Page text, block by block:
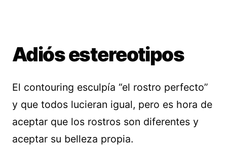
Adiós estereotipos
El contouring esculpía “el rostro perfecto”
y que todos lucieran igual, pero es hora de
aceptar que los rostros son diferentes y
aceptar su belleza propia.